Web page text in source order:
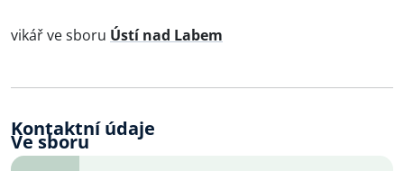
vikář ve sboru Ústí nad Labem
Kontaktní údaje
Ve sboru